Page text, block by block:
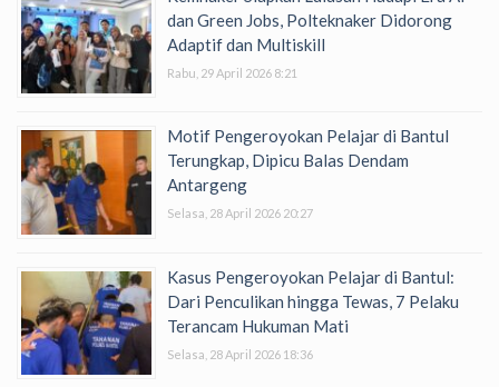
dan Green Jobs, Polteknaker Didorong
Adaptif dan Multiskill
Rabu, 29 April 2026 8:21
Motif Pengeroyokan Pelajar di Bantul
Terungkap, Dipicu Balas Dendam
Antargeng
Selasa, 28 April 2026 20:27
Kasus Pengeroyokan Pelajar di Bantul:
Dari Penculikan hingga Tewas, 7 Pelaku
Terancam Hukuman Mati
Selasa, 28 April 2026 18:36